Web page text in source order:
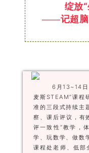
绽放
——记超脑
6月13~14日
麦斯STEAM”课程
准的三段式持续主
察、课后评议，
评一致性”教学，
学、玩数学、做数
课程处老师、低部